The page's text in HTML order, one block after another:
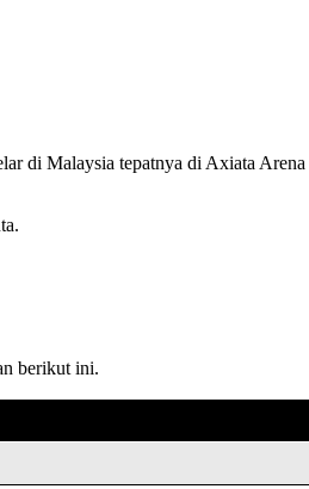
di Malaysia tepatnya di Axiata
berikut ini.